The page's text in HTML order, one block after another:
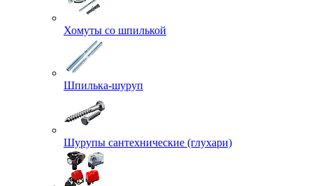
Хомуты со шпилькой
Шпилька-шуруп
Шурупы сантехнические (глухари)